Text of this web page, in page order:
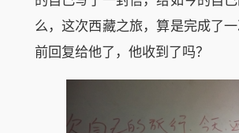
么，这次西藏之旅，算是完成了
前回复给他了，他收到了吗？